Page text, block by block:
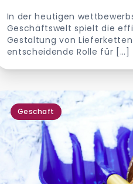
In der heutigen
Geschäftswelt spielt die
Gestaltung von
entscheidende Rolle für […]
Geschaft